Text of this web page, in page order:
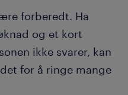
forberedt. Ha
og et kort
ikke svarer, kan
for å ringe mange